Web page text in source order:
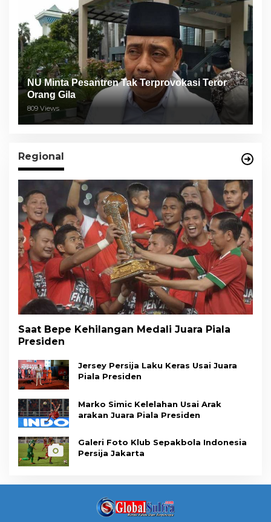
NU Minta Pesantren Tak Terprovokasi Teror
Orang Gila
809 Views
Regional
Saat Bepe Kehilangan Medali Juara Piala
Presiden
Jersey Persija Laku Keras Usai Juara
Piala Presiden
Marko Simic Kelelahan Usai Arak
arakan Juara Piala Presiden
Galeri Foto Klub Sepakbola Indonesia
Persija Jakarta